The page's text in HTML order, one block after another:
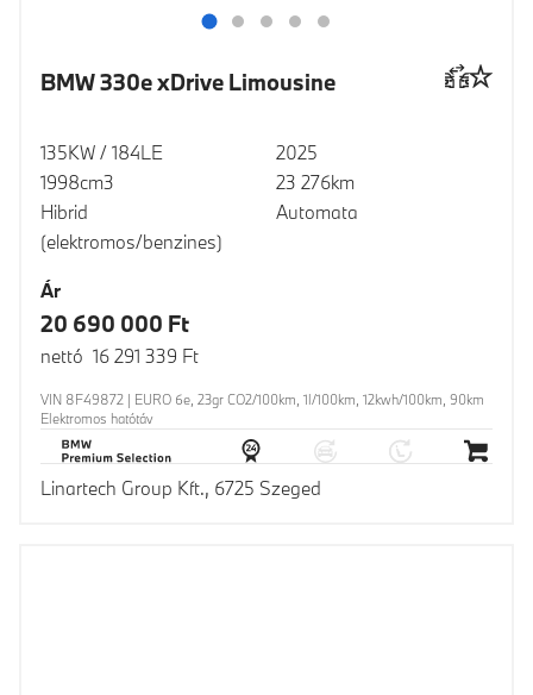
BMW 330e xDrive Limousine
135KW / 184LE
1998cm3
Hibrid
(elektromos/benzines)
2025
23 276km
Automata
Ár
20 690 000 Ft
nettó 16 291 339 Ft
VIN 8F49872 | EURO 6e, 23gr CO2/100km, 1l/100km, 12kwh/100km, 90km
Elektromos hatótáv
Linartech Group Kft., 6725 Szeged